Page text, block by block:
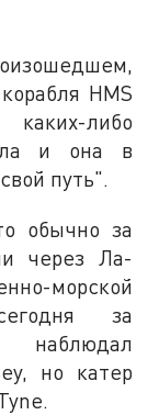
HMS
либо
и она в
путь".
обычно за
через Ла-
морской
за
наблюдал
но катер